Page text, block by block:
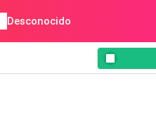
Desconocido